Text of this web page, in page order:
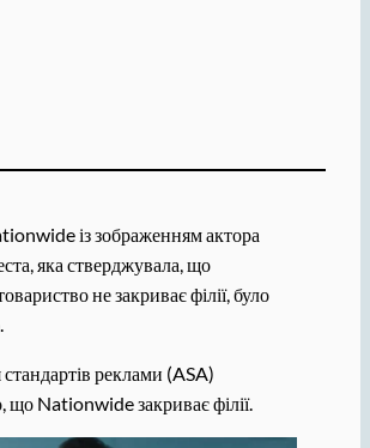
із зображенням актора
яка стверджувала, що
не закриває філії, було
реклами (ASA)
що Nationwide закриває філії.